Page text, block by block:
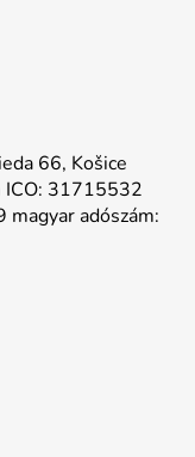
66, Košice
ICO: 31715532
adószám: